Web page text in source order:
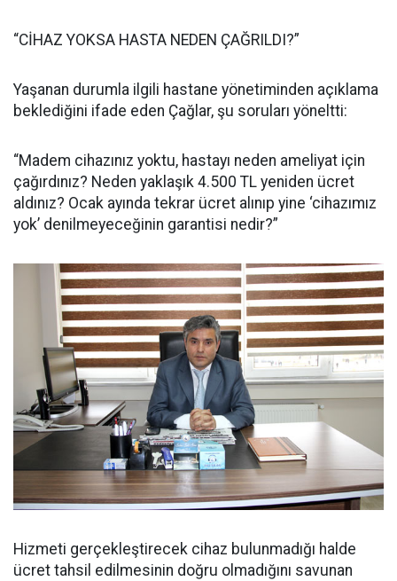
“CİHAZ YOKSA HASTA NEDEN ÇAĞRILDI?”
Yaşanan durumla ilgili hastane yönetiminden açıklama
beklediğini ifade eden Çağlar, şu soruları yöneltti:
“Madem cihazınız yoktu, hastayı neden ameliyat için
çağırdınız? Neden yaklaşık 4.500 TL yeniden ücret
aldınız? Ocak ayında tekrar ücret alınıp yine ‘cihazımız
yok’ denilmeyeceğinin garantisi nedir?”
Hizmeti gerçekleştirecek cihaz bulunmadığı halde
ücret tahsil edilmesinin doğru olmadığını savunan